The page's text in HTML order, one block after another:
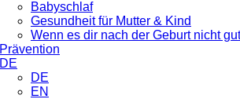
Babyschlaf
Gesundheit für Mutter & Kind
Wenn es dir nach der Geburt nicht
Prävention
DE
DE
EN